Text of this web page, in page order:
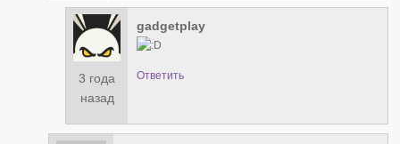
3 года
назад
gadgetplay
Ответить